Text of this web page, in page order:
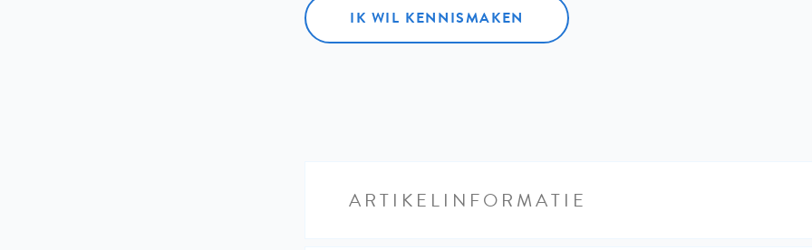
IK WIL KENNISMAKEN
ARTIKELINFORMATIE